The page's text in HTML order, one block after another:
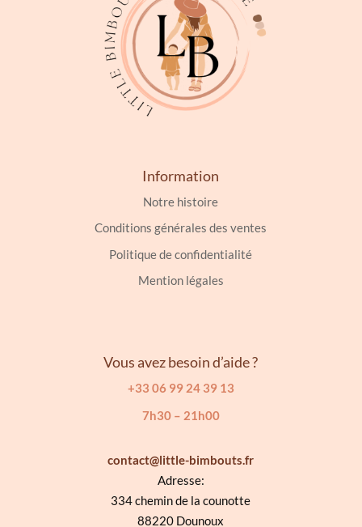
Information
Notre histoire
Conditions générales des ventes
Politique de confidentialité
Mention légales
Vous avez besoin d’aide ?
+33 06 99 24 39 13
7h30 – 21h00
contact@little-bimbouts.fr
Adresse:
334 chemin de la counotte
88220 Dounoux